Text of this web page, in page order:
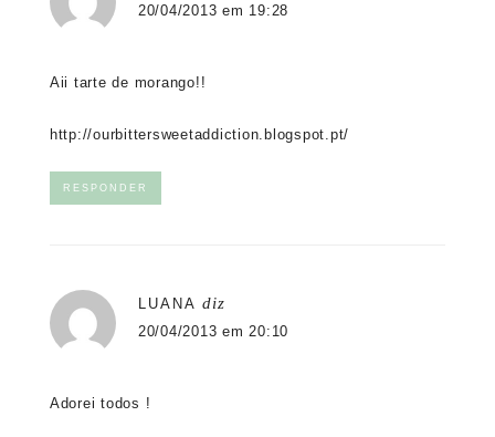
20/04/2013 em 19:28
Aii tarte de morango!!
http://ourbittersweetaddiction.blogspot.pt/
RESPONDER
LUANA diz
20/04/2013 em 20:10
Adorei todos !